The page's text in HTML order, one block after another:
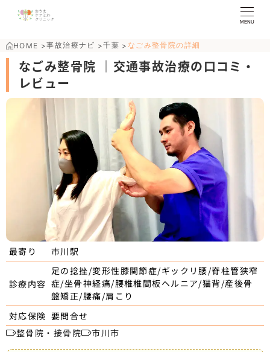
MENU
HOME >事故治療ナビ >千葉 > なごみ整骨院の詳細
なごみ整骨院 ｜交通事故治療の口コミ・
レビュー
最寄り 市川駅
診療内容
足の捻挫/変形性膝関節症/ギックリ腰/脊柱管狭窄
症/坐骨神経痛/腰椎椎間板ヘルニア/猫背/産後骨
盤矯正/腰痛/肩こり
対応保険 要問合せ
整骨院・接骨院
市川市